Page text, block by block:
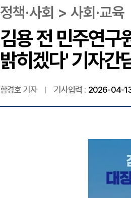
정책·사회 > 사회·교육
김용 전 민주연구
밝히겠다' 기자간
함경호 기자 기사입력 : 2026-04-